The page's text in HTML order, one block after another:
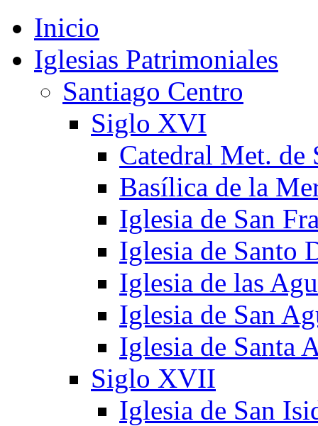
Inicio
Iglesias Patrimoniales
Santiago Centro
Siglo XVI
Catedral Met. de
Basílica de la
Iglesia de San
Iglesia de Santo
Iglesia de las
Iglesia de San
Iglesia de Santa
Siglo XVII
Iglesia de San